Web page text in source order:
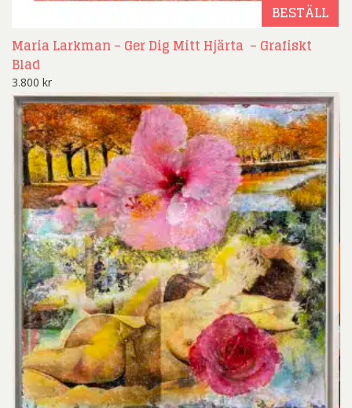
BESTÄLL
Maria Larkman – Ger Dig Mitt Hjärta – Grafiskt
Blad
3.800 kr